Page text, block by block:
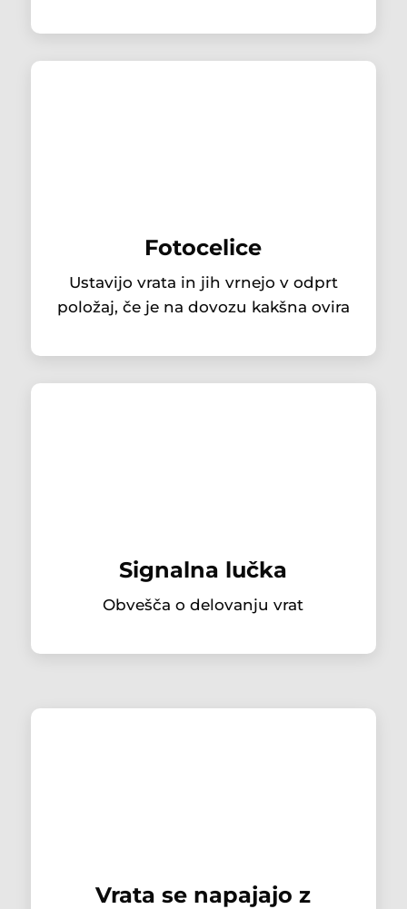
Fotocelice
Ustavijo vrata in jih vrnejo v odprt
položaj, če je na dovozu kakšna ovira
Signalna lučka
Obvešča o delovanju vrat
Vrata se napajajo z